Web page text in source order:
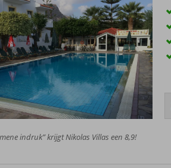
indruk” krijgt Nikolas Villas een 8,9!